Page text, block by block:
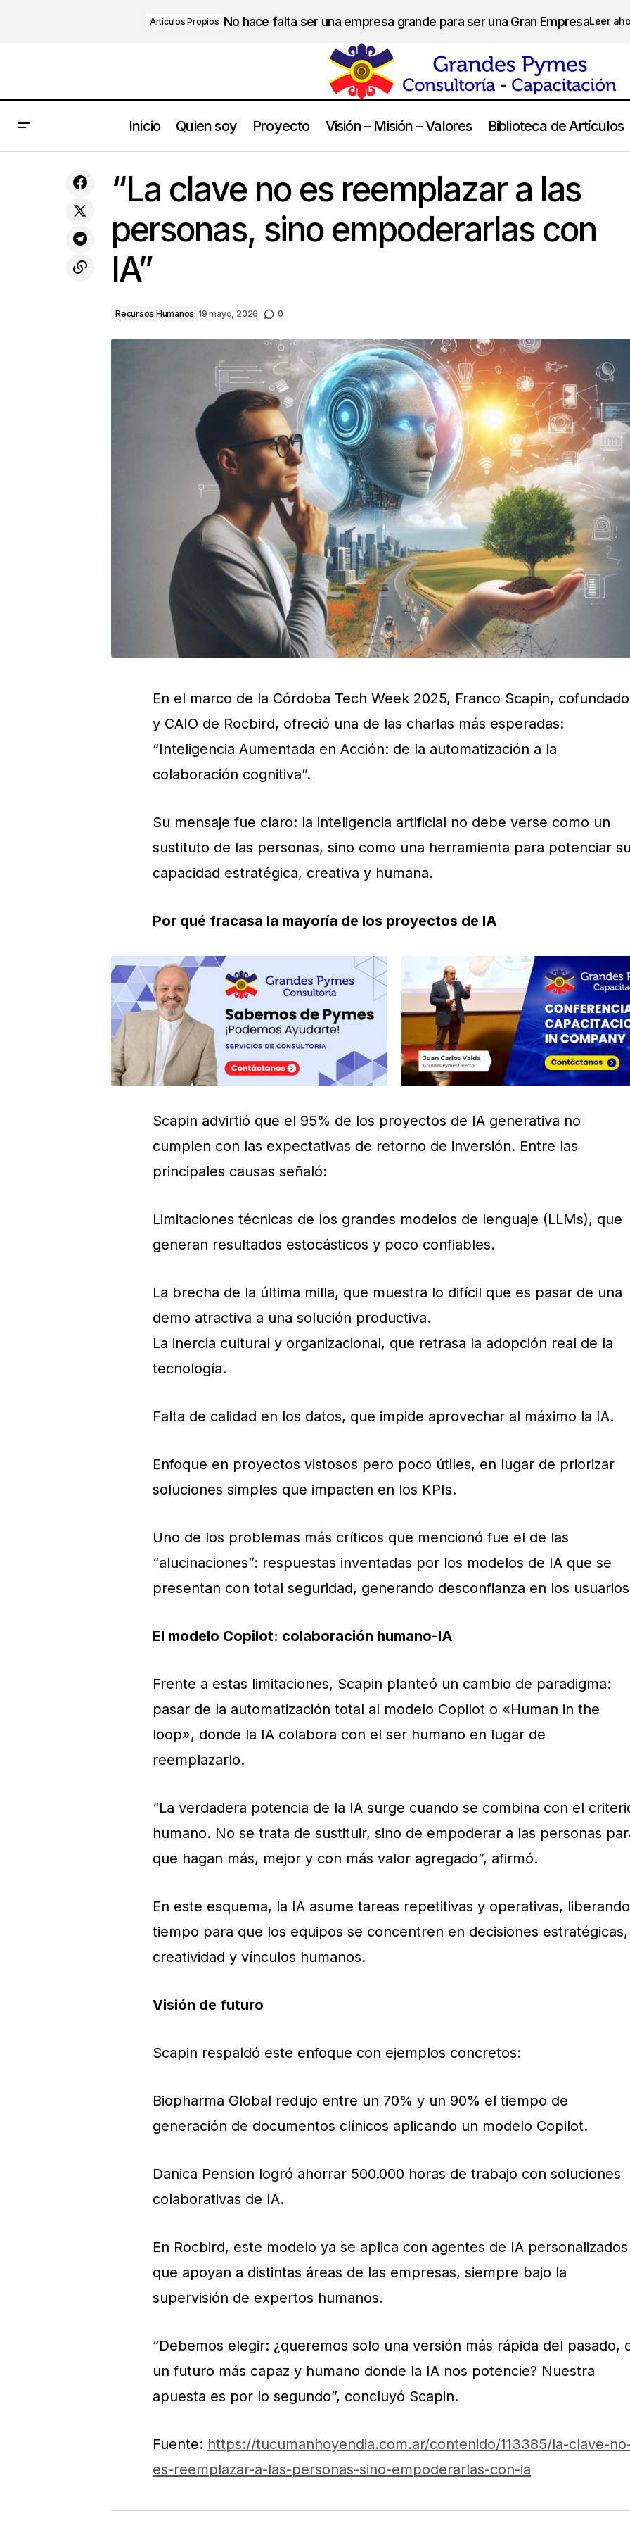
Artículos Propios No hace falta ser una empresa grande para ser una Gran EmpresaLeer
Inicio Quien soy Proyecto Visión – Misión – Valores Biblioteca de Artículos
la empresa deje de sentirse “de casa”
“La clave no es reemplazar a las personas, sino
“La clave no es reemplazar a las
personas, sino empoderarlas con
IA”
Recursos Humanos 19 mayo, 2026 0
En el marco de la Córdoba Tech Week 2025, Franco Scapin,
y CAIO de Rocbird, ofreció una de las charlas más esperadas:
“Inteligencia Aumentada en Acción: de la automatización a la
colaboración cognitiva”.
Su mensaje fue claro: la inteligencia artificial no debe verse como un
sustituto de las personas, sino como una herramienta para potenciar
capacidad estratégica, creativa y humana.
Por qué fracasa la mayoría de los proyectos de IA
Scapin advirtió que el 95% de los proyectos de IA generativa no
cumplen con las expectativas de retorno de inversión. Entre las
principales causas señaló:
Limitaciones técnicas de los grandes modelos de lenguaje (LLMs), que
generan resultados estocásticos y poco confiables.
La brecha de la última milla, que muestra lo difícil que es pasar de una
demo atractiva a una solución productiva.
La inercia cultural y organizacional, que retrasa la adopción real de la
tecnología.
Falta de calidad en los datos, que impide aprovechar al máximo la IA.
Enfoque en proyectos vistosos pero poco útiles, en lugar de priorizar
soluciones simples que impacten en los KPIs.
Uno de los problemas más críticos que mencionó fue el de las
“alucinaciones”: respuestas inventadas por los modelos de IA que se
presentan con total seguridad, generando desconfianza en los
El modelo Copilot: colaboración humano-IA
Frente a estas limitaciones, Scapin planteó un cambio de paradigma:
pasar de la automatización total al modelo Copilot o «Human in the
loop», donde la IA colabora con el ser humano en lugar de
reemplazarlo.
“La verdadera potencia de la IA surge cuando se combina con el
humano. No se trata de sustituir, sino de empoderar a las personas
que hagan más, mejor y con más valor agregado”, afirmó.
En este esquema, la IA asume tareas repetitivas y operativas, liberando
tiempo para que los equipos se concentren en decisiones estratégicas,
creatividad y vínculos humanos.
Visión de futuro
Scapin respaldó este enfoque con ejemplos concretos:
Biopharma Global redujo entre un 70% y un 90% el tiempo de
generación de documentos clínicos aplicando un modelo Copilot.
Danica Pension logró ahorrar 500.000 horas de trabajo con soluciones
colaborativas de IA.
En Rocbird, este modelo ya se aplica con agentes de IA personalizados
que apoyan a distintas áreas de las empresas, siempre bajo la
supervisión de expertos humanos.
“Debemos elegir: ¿queremos solo una versión más rápida del pasado,
un futuro más capaz y humano donde la IA nos potencie? Nuestra
apuesta es por lo segundo”, concluyó Scapin.
Fuente: https://tucumanhoyendia.com.ar/contenido/113385/la-clave-
es-reemplazar-a-las-personas-sino-empoderarlas-con-ia